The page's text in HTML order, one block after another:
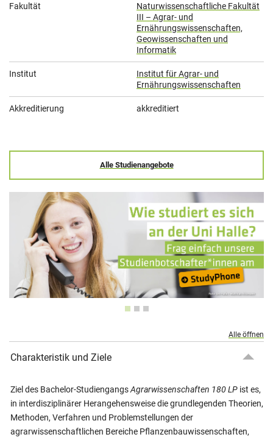
Fakultät
Naturwissenschaftliche Fakultät
III – Agrar- und
Ernährungswissenschaften,
Geowissenschaften und
Informatik
Institut
Institut für Agrar- und
Ernährungswissenschaften
Akkreditierung akkreditiert
Alle Studienangebote
Alle öffnen
Charakteristik und Ziele
Ziel des Bachelor-StudiengangsAgrarwissenschaften 180 LP ist es,
in interdisziplinärer Herangehensweise die grundlegenden Theorien,
Methoden, Verfahren und Problemstellungen der
agrarwissenschaftlichen Bereiche Pflanzenbauwissenschaften,